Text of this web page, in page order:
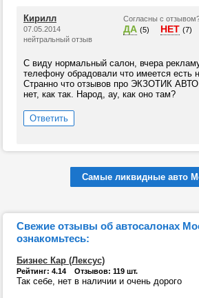
Кирилл
07.05.2014
нейтральный отзыв
Согласны с
ДА (5) НЕТ (7)
С виду нормальный салон, вчера
телефону обрадовали что имеется есть
Странно что отзывов про ЭКЗОТИК
нет, как так. Народ, ау, как оно там?
Ответить
Самые ликвидные авто
Свежие отзывы об автосалонах
ознакомьтесь:
Бизнес Кар (Лексус)
Рейтинг: 4.14 Отзывов: 119 шт.
Так себе, нет в наличии и очень дорого